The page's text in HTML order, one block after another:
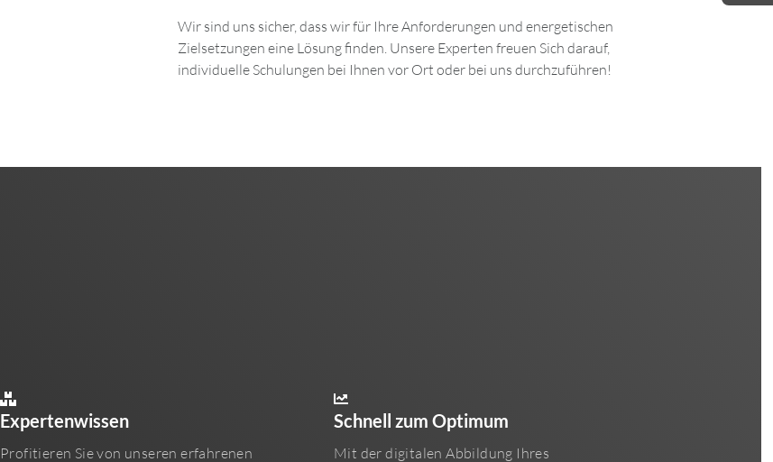
Wir sind uns sicher, dass wir für Ihre Anforderungen und energetischen
Zielsetzungen eine Lösung finden. Unsere Experten freuen Sich darauf,
individuelle Schulungen bei Ihnen vor Ort oder bei uns durchzuführen!
Expertenwissen
Profitieren Sie von unseren erfahrenen
Schnell zum Optimum
Mit der digitalen Abbildung Ihres